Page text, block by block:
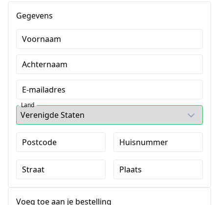
Gegevens
Voornaam
Achternaam
E-mailadres
Land
Postcode Huisnummer
Straat Plaats
Voeg toe aan je bestelling